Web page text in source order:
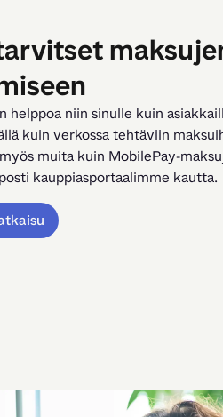
helppoa niin sinulle kuin
kuin verkossa tehtäviin
muita kuin MobilePay-
kauppiasportaalimme kautta.